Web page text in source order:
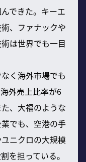
できた。キーエ
、ファナックや
は世界でも一目
く海外市場でも
外売上比率が6
、大福のような
でも、空港の手
ニクロの大規模
を担っている。